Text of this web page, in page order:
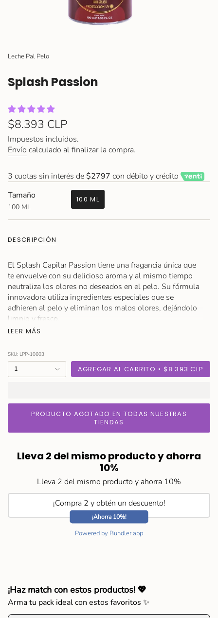
Leche Pal Pelo
Splash Passion
Precio
regular
$8.393 CLP
Impuestos incluidos.
Envío calculado al finalizar la compra.
3 cuotas sin interés de$2797 con débito y crédito
Tamaño
100 ML
100 ML
VARIANTE
DESCRIPCIÓN
El Splash Capilar Passion tiene una fragancia única que
te envuelve con su delicioso aroma y al mismo tiempo
neutraliza los olores no deseados en el pelo. Su fórmula
innovadora utiliza ingredientes especiales que se
adhieren al pelo y eliminan los malos olores, dejándolo
limpio y fresco.
LEER MÁS
SKU: LPP-10603
{"in_cart_html"=>"
<span
quantity
}}
"decrease"=>"Disminuir
cantidad
{{
}}",
"minimum_of"=>"Mínimo
de
1 AGREGAR AL CARRITO $8.393 CLP
PRODUCTO AGOTADO EN TODAS NUESTRAS
TIENDAS
Lleva 2 del mismo producto y ahorra
10%
Lleva 2 del mismo producto y ahorra 10%
¡Compra 2 y obtén un descuento!
¡Ahorra 10%!
Powered by Bundler.app
¡Haz match con estos productos! 💖
Arma tu pack ideal con estos favoritos ✨